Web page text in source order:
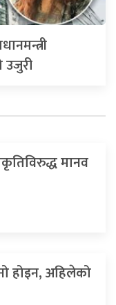
उजुरी
मानव
होइन, अहिलेको